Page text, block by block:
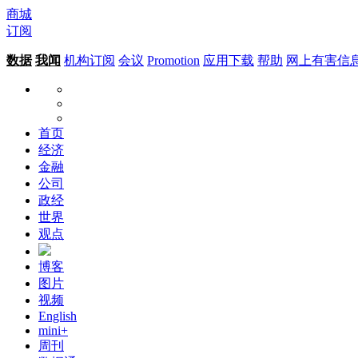
商城
订阅
数据 我闻 机构订阅 会议 Promotion 应用下载 帮助 网上有害信
首页
经济
金融
公司
政经
世界
观点
博客
图片
视频
English
mini+
周刊